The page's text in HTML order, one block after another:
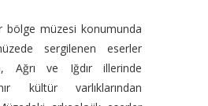
bölge müzesi konumunda
sergilenen eserler
Ağrı ve Iğdır illerinde
kültür varlıklarından